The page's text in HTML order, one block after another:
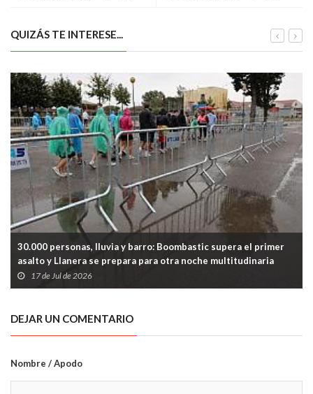
QUIZÁS TE INTERESE...
30.000 personas, lluvia y barro: Boombastic supera el primer
asalto y Llanera se prepara para otra noche multitudinaria
17 de Jul de 2026
DEJAR UN COMENTARIO
Nombre / Apodo